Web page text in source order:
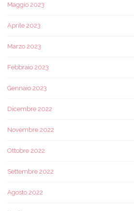
Maggio 2023
Aprile 2023
Marzo 2023
Febbraio 2023
Gennaio 2023
Dicembre 2022
Novembre 2022
Ottobre 2022
Settembre 2022
Agosto 2022